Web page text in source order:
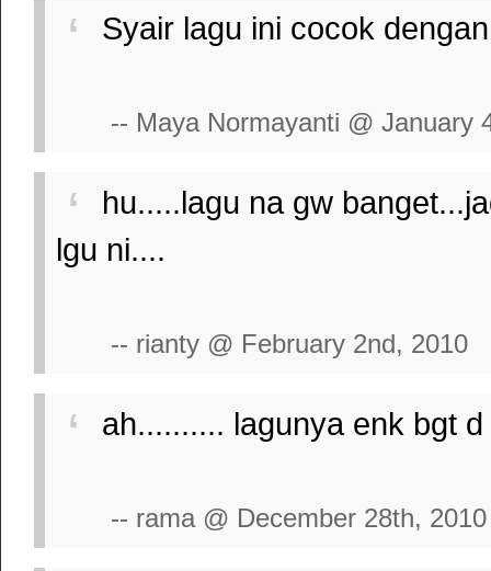
Syair lagu ini cocok
-- Maya Normayanti @ January
hu.....lagu na gw
lgu ni....
-- rianty @ February 2nd, 2010
ah.......... lagunya enk bgt
-- rama @ December 28th, 2010